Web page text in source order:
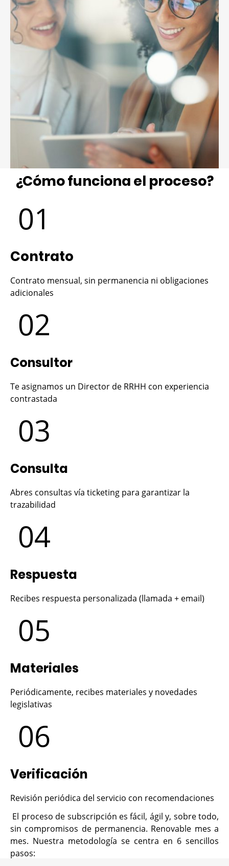
¿Cómo funciona el proceso?
01
Contrato
Contrato mensual, sin permanencia ni obligaciones
adicionales
02
Consultor
Te asignamos un Director de RRHH con experiencia
contrastada
03
Consulta
Abres consultas vía ticketing para garantizar la
trazabilidad
04
Respuesta
Recibes respuesta personalizada (llamada + email)
05
Materiales
Periódicamente, recibes materiales y novedades
legislativas
06
Verificación
Revisión periódica del servicio con recomendaciones
El proceso de subscripción es fácil, ágil y, sobre todo,
sin compromisos de permanencia. Renovable mes a
mes. Nuestra metodología se centra en 6 sencillos
pasos: